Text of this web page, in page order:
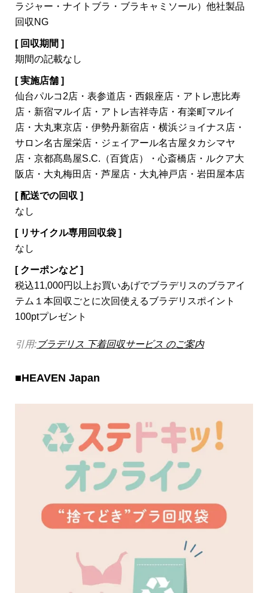
ラジャー・ナイトブラ・ブラキャミソール）他社製品
回収NG
[ 回収期間 ]
期間の記載なし
[ 実施店舗 ]
仙台パルコ2店・表参道店・西銀座店・アトレ恵比寿
店・新宿マルイ店・アトレ吉祥寺店・有楽町マルイ
店・大丸東京店・伊勢丹新宿店・横浜ジョイナス店・
サロン名古屋栄店・ジェイアール名古屋タカシマヤ
店・京都髙島屋S.C.（百貨店）・心斎橋店・ルクア大
阪店・大丸梅田店・芦屋店・大丸神戸店・岩田屋本店
[ 配送での回収 ]
なし
[ リサイクル専用回収袋 ]
なし
[ クーポンなど ]
税込11,000円以上お買いあげでブラデリスのブラアイ
テム１本回収ごとに次回使えるブラデリスポイント
100ptプレゼント
引用:ブラデリス 下着回収サービス のご案内
■HEAVEN Japan